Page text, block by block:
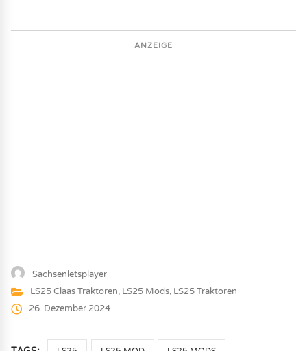
ANZEIGE
Sachsenletsplayer
LS25 Claas Traktoren, LS25 Mods, LS25 Traktoren
26. Dezember 2024